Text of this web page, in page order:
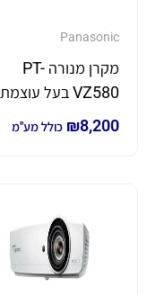
Panasonic
מקרן מנורה PT-
VZ580 בעל עוצמת
הארה של 5,000 לומן
₪8,200 כולל מע"מ